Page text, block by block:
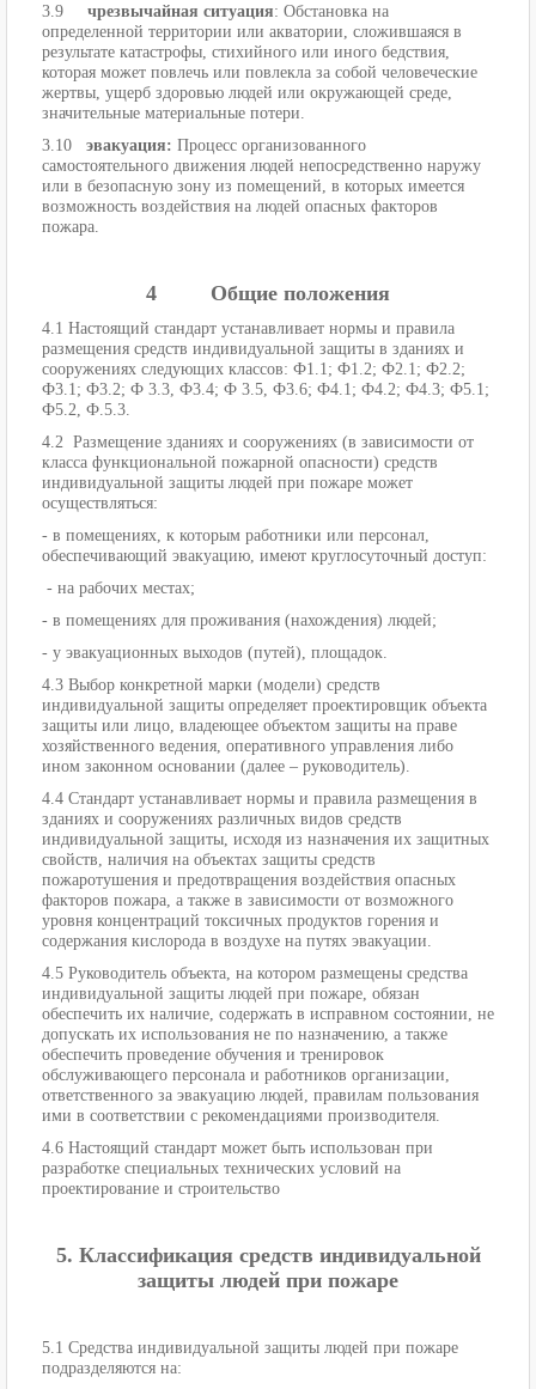
3.9 чрезвычайная ситуация: Обстановка на
определенной территории или акватории, сложившаяся в
результате катастрофы, стихийного или иного бедствия,
которая может повлечь или повлекла за собой человеческие
жертвы, ущерб здоровью людей или окружающей среде,
значительные материальные потери.
3.10 эвакуация: Процесс организованного
самостоятельного движения людей непосредственно наружу
или в безопасную зону из помещений, в которых имеется
возможность воздействия на людей опасных факторов
пожара.
4 Общие положения
4.1 Настоящий стандарт устанавливает нормы и правила
размещения средств индивидуальной защиты в зданиях и
сооружениях следующих классов: Ф1.1; Ф1.2; Ф2.1; Ф2.2;
Ф3.1; Ф3.2; Ф 3.3, Ф3.4; Ф 3.5, Ф3.6; Ф4.1; Ф4.2; Ф4.3; Ф5.1;
Ф5.2, Ф.5.3.
4.2 Размещение зданиях и сооружениях (в зависимости от
класса функциональной пожарной опасности) средств
индивидуальной защиты людей при пожаре может
осуществляться:
- в помещениях, к которым работники или персонал,
обеспечивающий эвакуацию, имеют круглосуточный доступ:
- на рабочих местах;
- в помещениях для проживания (нахождения) людей;
- у эвакуационных выходов (путей), площадок.
4.3 Выбор конкретной марки (модели) средств
индивидуальной защиты определяет проектировщик объекта
защиты или лицо, владеющее объектом защиты на праве
хозяйственного ведения, оперативного управления либо
ином законном основании (далее – руководитель).
4.4 Стандарт устанавливает нормы и правила размещения в
зданиях и сооружениях различных видов средств
индивидуальной защиты, исходя из назначения их защитных
свойств, наличия на объектах защиты средств
пожаротушения и предотвращения воздействия опасных
факторов пожара, а также в зависимости от возможного
уровня концентраций токсичных продуктов горения и
содержания кислорода в воздухе на путях эвакуации.
4.5 Руководитель объекта, на котором размещены средства
индивидуальной защиты людей при пожаре, обязан
обеспечить их наличие, содержать в исправном состоянии, не
допускать их использования не по назначению, а также
обеспечить проведение обучения и тренировок
обслуживающего персонала и работников организации,
ответственного за эвакуацию людей, правилам пользования
ими в соответствии с рекомендациями производителя.
4.6 Настоящий стандарт может быть использован при
разработке специальных технических условий на
проектирование и строительство
5. Классификация средств индивидуальной
защиты людей при пожаре
5.1 Средства индивидуальной защиты людей при пожаре
подразделяются на: